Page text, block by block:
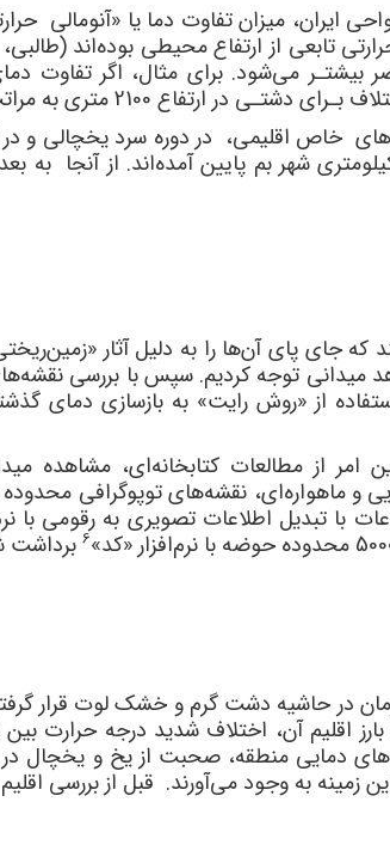
ایران، میزان تفاوت دما یا
متری به مراتب بیشتر از چهار درجه سانتی‌گراد خواهد بود.
خاص اقلیمی، در دوره سرد یخچالی و
یخی آن تا 20 کیلومتری شهر بم پایین
جای پای آن‌ها را به دلیل آثار
میدانی توجه کردیم. سپس با بررسی
از «روش رایت» به بازسازی دمای
امر از مطالعات کتابخانه‌ای، مشاهده
6 برداشت
در حاشیه دشت گرم و خشک لوت قرار
بارز اقلیم آن، اختلاف شدید درجه حرارت
دمایی منطقه، صحبت از یخ و یخچال
این زمینه به وجود می‌آورند. قبل از بررسی